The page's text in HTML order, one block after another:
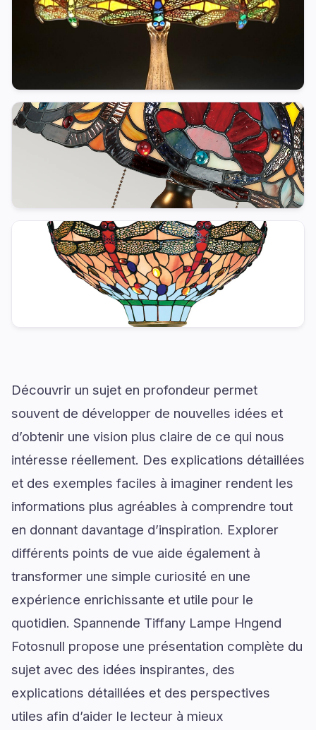
Découvrir un sujet en profondeur permet
souvent de développer de nouvelles idées et
d’obtenir une vision plus claire de ce qui nous
intéresse réellement. Des explications détaillées
et des exemples faciles à imaginer rendent les
informations plus agréables à comprendre tout
en donnant davantage d’inspiration. Explorer
différents points de vue aide également à
transformer une simple curiosité en une
expérience enrichissante et utile pour le
quotidien. Spannende Tiffany Lampe Hngend
Fotosnull propose une présentation complète du
sujet avec des idées inspirantes, des
explications détaillées et des perspectives
utiles afin d’aider le lecteur à mieux